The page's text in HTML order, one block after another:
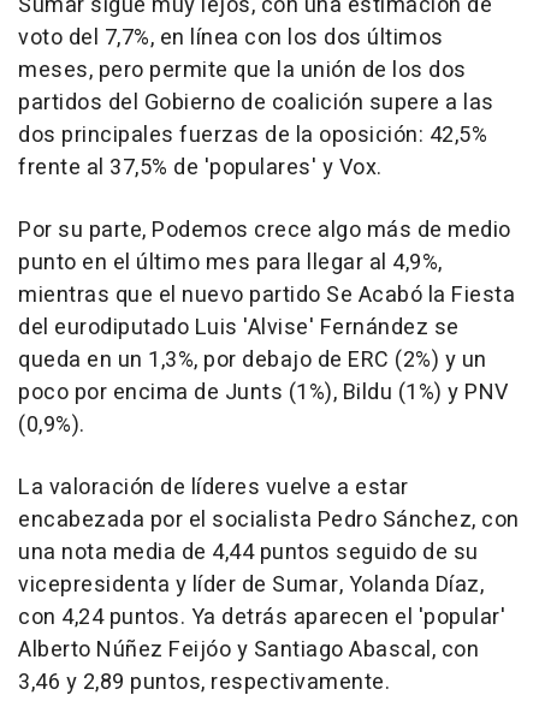
voto del 7,7%, en línea con los dos últimos
meses, pero permite que la unión de los dos
partidos del Gobierno de coalición supere a las
dos principales fuerzas de la oposición: 42,5%
frente al 37,5% de 'populares' y Vox.
Por su parte, Podemos crece algo más de medio
punto en el último mes para llegar al 4,9%,
mientras que el nuevo partido Se Acabó la Fiesta
del eurodiputado Luis 'Alvise' Fernández se
queda en un 1,3%, por debajo de ERC (2%) y un
poco por encima de Junts (1%), Bildu (1%) y PNV
(0,9%).
La valoración de líderes vuelve a estar
encabezada por el socialista Pedro Sánchez, con
una nota media de 4,44 puntos seguido de su
vicepresidenta y líder de Sumar, Yolanda Díaz,
con 4,24 puntos. Ya detrás aparecen el 'popular'
Alberto Núñez Feijóo y Santiago Abascal, con
3,46 y 2,89 puntos, respectivamente.